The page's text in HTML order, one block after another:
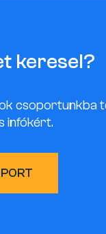
keresel?
csoportunkba
infókért.